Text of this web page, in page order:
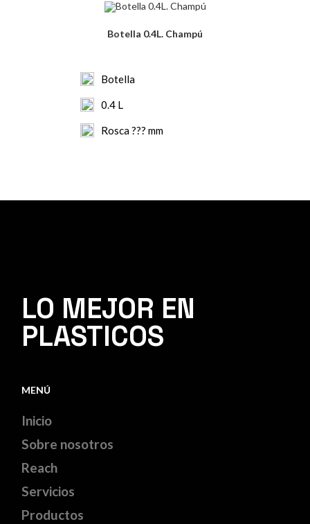
Botella 0.4L. Champú
Botella
0.4 L
Rosca ??? mm
LO MEJOR EN
PLASTICOS
MENÚ
Inicio
Sobre nosotros
Reach
Servicios
Productos